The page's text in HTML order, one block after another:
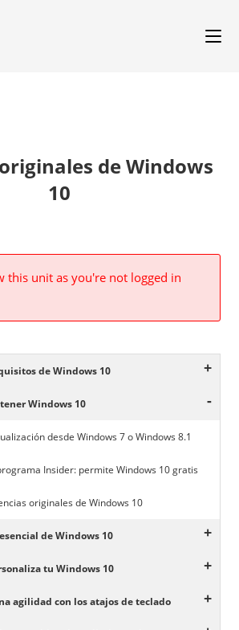
de Windows
10
this unit as you're not logged in
de Windows 10 +
Windows 10 -
desde Windows 7 o Windows 8.1
Insider: permite Windows 10 gratis
originales de Windows 10
de Windows 10 +
tu Windows 10 +
agilidad con los atajos de teclado +